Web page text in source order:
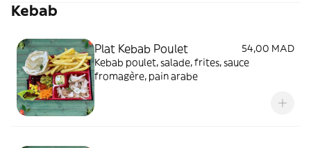
Kebab
Plat Kebab Poulet
54,00 MAD
Kebab poulet, salade, frites, sauce
fromagère, pain arabe